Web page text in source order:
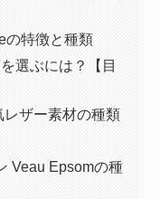
の特徴と種類
選ぶには？【目
ザー素材の種類
Veau Epsomの種